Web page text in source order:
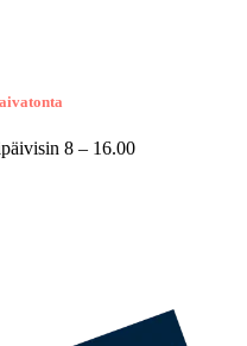
8 – 16.00